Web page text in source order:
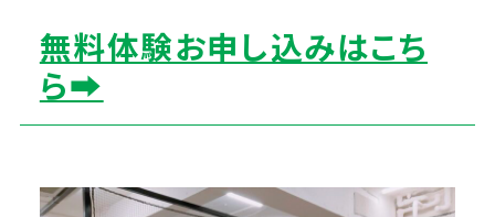
無料体験お申し込みはこち
ら➡